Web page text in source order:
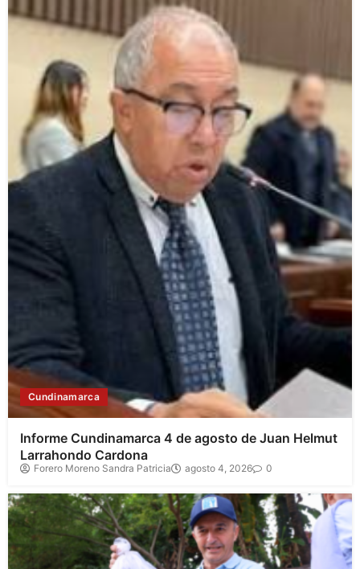
Cundinamarca
Informe Cundinamarca 4 de agosto de Juan Helmut
Larrahondo Cardona
Forero Moreno Sandra Patricia agosto 4, 2026 0